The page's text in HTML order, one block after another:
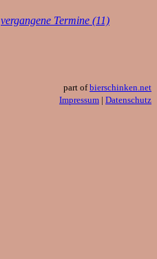
vergangene Termine (11)
part ofbierschinken.net
Impressum | Datenschutz